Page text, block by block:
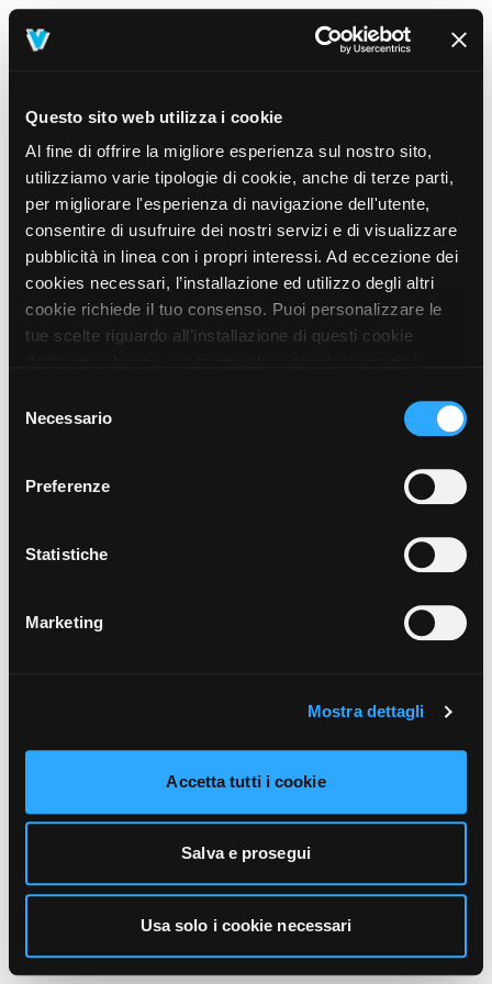
Questo sito web utilizza i cookie
Al fine di offrire la migliore esperienza sul nostro sito,
utilizziamo varie tipologie di cookie, anche di terze parti,
per migliorare l'esperienza di navigazione dell'utente,
consentire di usufruire dei nostri servizi e di visualizzare
pubblicità in linea con i propri interessi. Ad eccezione dei
cookies necessari, l’installazione ed utilizzo degli altri
cookie richiede il tuo consenso. Puoi personalizzare le
tue scelte riguardo all’installazione di questi cookie
prosegui” o decidere di accettare tutti i cookie, cliccando
sul pulsante “Accetta tutti i cookie”. Cliccando sul tasto
unicamente i cookie necessari alla navigazione. Per
funzionamento, puoi prendere visione dell’informativa
cliccando qui.
delNecessario
Preferenze
Statistiche
Marketing
Mostra dettagli
Accetta tutti i cookie
Salva e prosegui
Usa solo i cookie necessari
404